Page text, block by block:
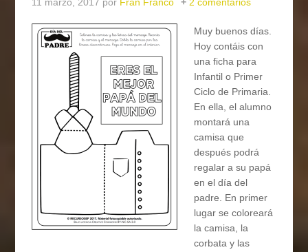
Muy buenos días.
Hoy contáis con
una ficha para
Infantil o Primer
Ciclo de Primaria.
En ella, el alumno
montará una
camisa que
después podrá
regalar a su papá
en el día del
padre. En primer
lugar se coloreará
la camisa, la
corbata y las